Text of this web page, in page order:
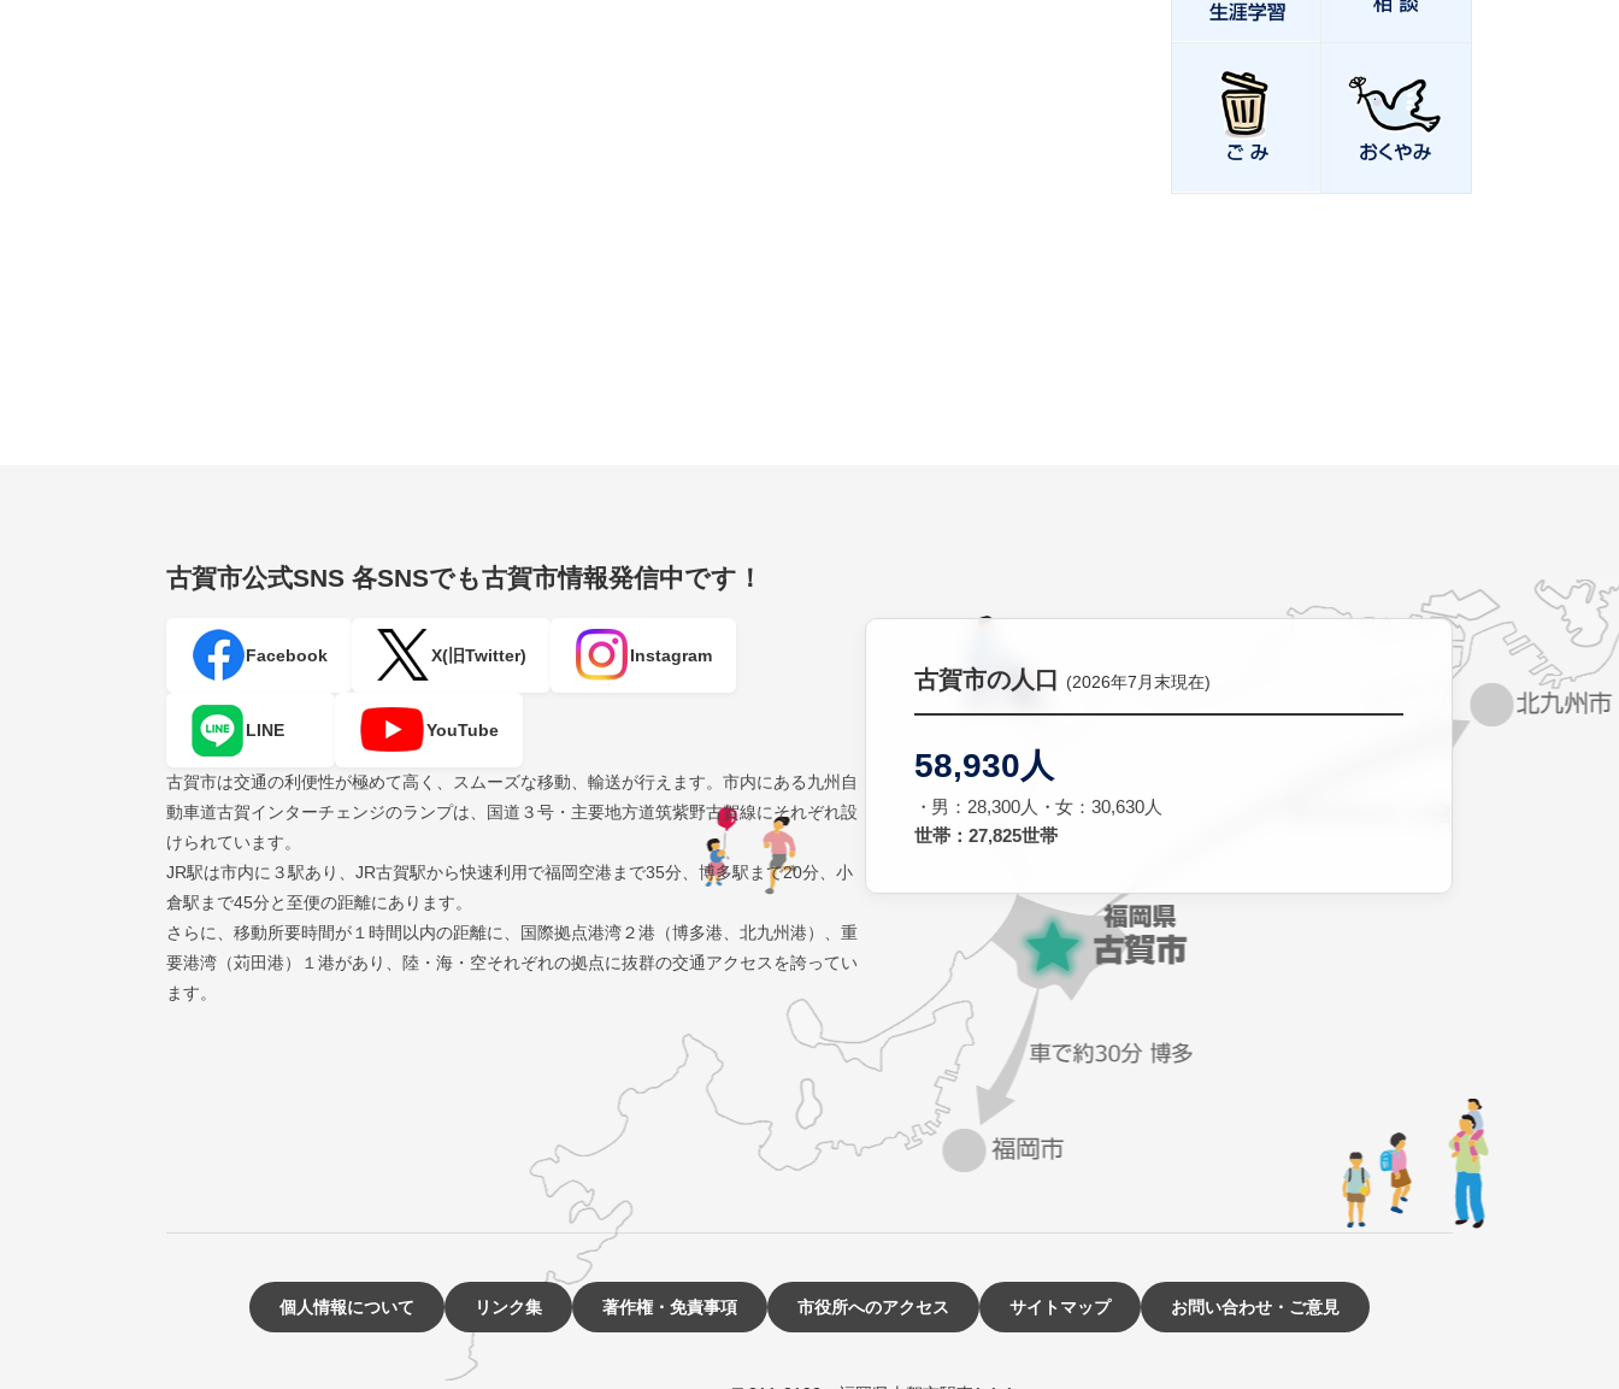
古賀市公式SNS 各SNSでも古賀市情報発信中です！
Facebook X(旧Twitter) Instagram
LINE YouTube
古賀市は交通の利便性が極めて高く、スムーズな移動、輸送が行えます。市内にある九州自
動車道古賀インターチェンジのランプは、国道３号・主要地方道筑紫野古賀線にそれぞれ設
けられています。
JR駅は市内に３駅あり、JR古賀駅から快速利用で福岡空港まで35分、博多駅まで20分、小
倉駅まで45分と至便の距離にあります。
さらに、移動所要時間が１時間以内の距離に、国際拠点港湾２港（博多港、北九州港）、重
要港湾（苅田港）１港があり、陸・海・空それぞれの拠点に抜群の交通アクセスを誇ってい
ます。
古賀市の人口 (2026年7月末現在)
58,930人
男：28,300人
女：30,630人
世帯：27,825世帯
個人情報について リンク集 著作権・免責事項 市役所へのアクセス サイトマップ お問い合わせ・ご意見